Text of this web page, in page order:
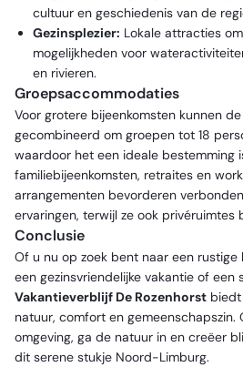
cultuur en geschiedenis van de
Gezinsplezier: Lokale attracties
mogelijkheden voor
en rivieren.
Groepsaccommodaties
Voor grotere bijeenkomsten kunnen
gecombineerd om groepen tot 18
waardoor het een ideale bestemming
familiebijeenkomsten, retraites en
arrangementen bevorderen
ervaringen, terwijl ze ook privéruimtes
Conclusie
Of u nu op zoek bent naar een rustige
een gezinsvriendelijke vakantie of een
Vakantieverblijf De Rozenhorst
natuur, comfort en
omgeving, ga de natuur in en creëer
dit serene stukje Noord-Limburg.